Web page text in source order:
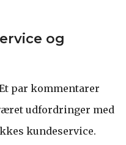
og
par kommentarer
udfordringer med
kundeservice.